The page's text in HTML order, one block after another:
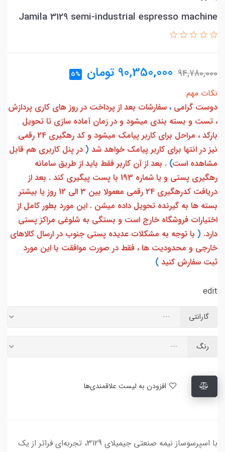
Jamila 3129 semi-industrial espresso machine
94,780,000
90,350,000 تومان 5%
نکات مهم:
دوست گرامی ، سفارشات بعد از پرداخت در روز های کاری پردازش
، تست و بسته بندی میشود و در زمان آماده سازی تا تحویل
بارکد ، مراحل برای کاربر پیامک میشود و کد رهگیری 24 رقمی
نیز در انتها برای کاربر پیامک خواهد شد ( در پنل کاربری هم قابل
مشاهده است) . بعد از آن کاربر فقط باید از طریق سامانه
رهگیری پستی و یا شماره 193 با پست پیگیری کند . بعد از
دریافت کدرهگیری 24 رقمی معمولا بین 3 الی 12 روز یا بیشتر
بسته ها به گیرنده تحویل داده میشن . این مورد بطور کامل از
اختیارات فروشگاه خارج است و بستگی به شلوغی مراکز پستی
دارد. ( با توجه به مشکلات عدیده پستی جنوب در ارسال کالاهای
خارجی و محدودیت ها ، فقط در صورت موافقت با این مورد
ثبت سفارش کنید )
edit
گارانتی
رنگ
با اسپرسوساز نیمه صنعتی جیمیلای 3129، تجربه‌ای فراتر از یک